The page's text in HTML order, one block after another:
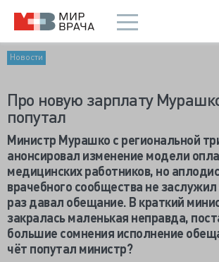
Новости
Про новую зарплату
попутал
Министр Мурашко с региональной
анонсировал изменение модели
медицинских работников, но
врачебного сообщества не
раз давал обещание. В краткий
закралась маленькая неправда,
большие сомнения исполнение
чёт попутал министр?